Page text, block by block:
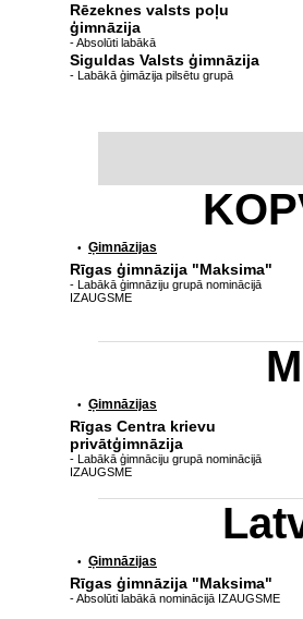
Rēzeknes valsts poļu
ģimnāzija
- Absolūti labākā
Siguldas Valsts ģimnāzija
- Labākā ģimāzija pilsētu grupā
• Ģimnāzijas
Rīgas ģimnāzija "Maksima"
- Labākā ģimnāziju grupā nominācijā
IZAUGSME
• Ģimnāzijas
Rīgas Centra krievu
privātģimnāzija
- Labākā ģimnāciju grupā nominācijā
IZAUGSME
• Ģimnāzijas
Rīgas ģimnāzija "Maksima"
- Absolūti labākā nominācijā IZAUGSME